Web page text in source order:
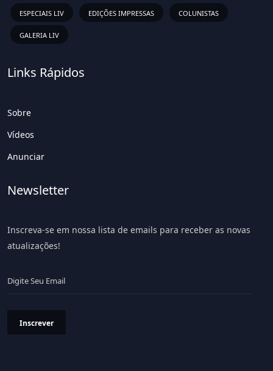
ESPECIAIS LIV EDIÇÕES IMPRESSAS COLUNISTAS
GALERIA LIV
Links Rápidos
Sobre
Vídeos
Anunciar
Newsletter
Inscreva-se em nossa lista de emails para receber as novas
atualizações!
Inscrever